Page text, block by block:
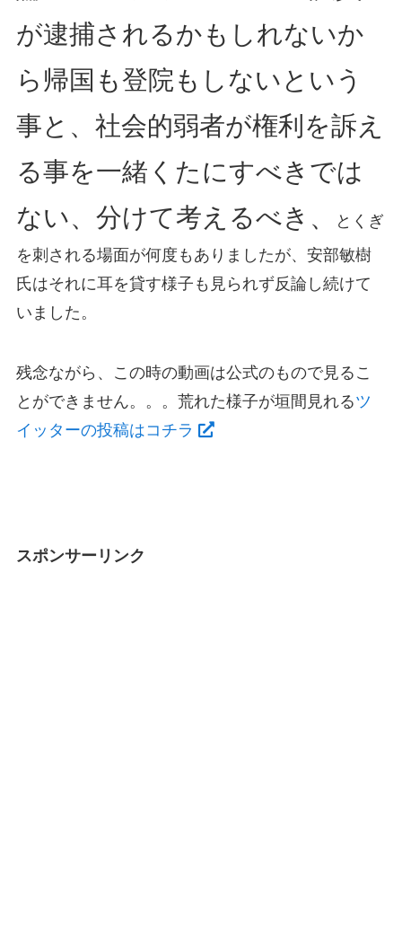
が逮捕されるかもしれないか
ら帰国も登院もしないという
事と、社会的弱者が権利を訴え
る事を一緒くたにすべきでは
ない、分けて考えるべき、
とくぎ
を刺される場面が何度もありましたが、安部敏樹
氏はそれに耳を貸す様子も見られず反論し続けて
いました。
残念ながら、この時の動画は公式のもので見るこ
とができません。。。荒れた様子が垣間見れるツ
イッターの投稿はコチラ
スポンサーリンク